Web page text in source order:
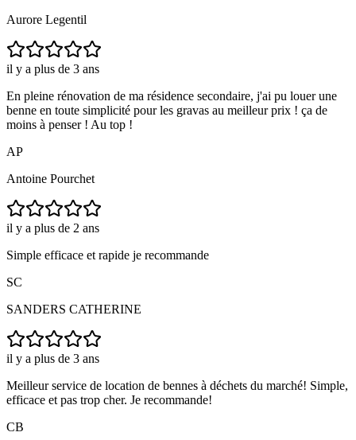
Aurore Legentil
il y a plus de 3 ans
En pleine rénovation de ma résidence secondaire, j'ai pu louer une
benne en toute simplicité pour les gravas au meilleur prix ! ça de
moins à penser ! Au top !
AP
Antoine Pourchet
il y a plus de 2 ans
Simple efficace et rapide je recommande
SC
SANDERS CATHERINE
il y a plus de 3 ans
Meilleur service de location de bennes à déchets du marché! Simple,
efficace et pas trop cher. Je recommande!
CB